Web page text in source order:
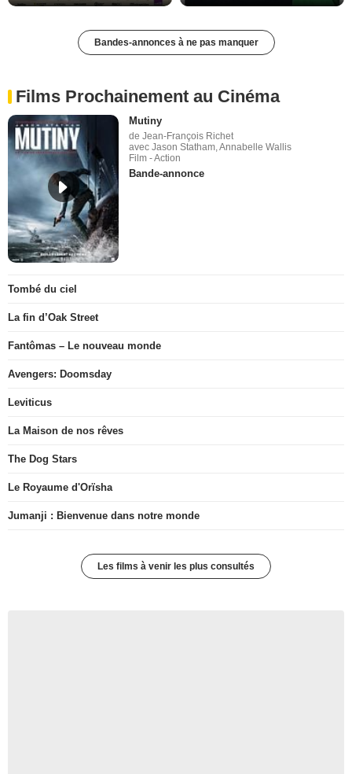
Bandes-annonces à ne pas manquer
Films Prochainement au Cinéma
Mutiny
de Jean-François Richet
avec Jason Statham, Annabelle Wallis
Film - Action
Bande-annonce
Tombé du ciel
La fin d’Oak Street
Fantômas – Le nouveau monde
Avengers: Doomsday
Leviticus
La Maison de nos rêves
The Dog Stars
Le Royaume d'Orïsha
Jumanji : Bienvenue dans notre monde
Les films à venir les plus consultés